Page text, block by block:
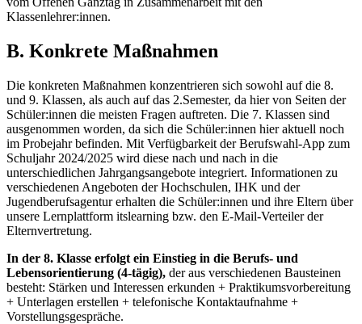
Klassenlehrer:innen.
B. Konkrete Maßnahmen
Die konkreten Maßnahmen konzentrieren sich sowohl auf die 8.
und 9. Klassen, als auch auf das 2.Semester, da hier von Seiten der
Schüler:innen die meisten Fragen auftreten. Die 7. Klassen sind
ausgenommen worden, da sich die Schüler:innen hier aktuell noch
im Probejahr befinden. Mit Verfügbarkeit der Berufswahl-App zum
Schuljahr 2024/2025 wird diese nach und nach in die
unterschiedlichen Jahrgangsangebote integriert. Informationen zu
verschiedenen Angeboten der Hochschulen, IHK und der
Jugendberufsagentur erhalten die Schüler:innen und ihre Eltern über
unsere Lernplattform itslearning bzw. den E-Mail-Verteiler der
Elternvertretung.
In der 8. Klasse erfolgt ein Einstieg in die Berufs- und
Lebensorientierung (4-tägig), der aus verschiedenen Bausteinen
besteht: Stärken und Interessen erkunden + Praktikumsvorbereitung
+ Unterlagen erstellen + telefonische Kontaktaufnahme +
Vorstellungsgespräche.